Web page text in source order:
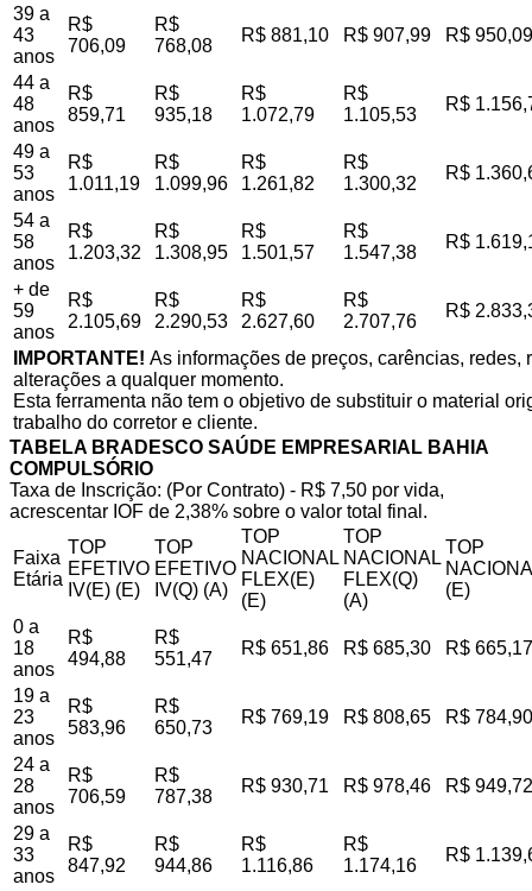
39 a
43
anos
R$
706,09
R$
768,08
R$ 881,10 R$ 907,99 R$ 950,09
44 a
48
anos
R$
859,71
R$
935,18
R$
1.072,79
R$
1.105,53
R$
49 a
53
anos
R$
1.011,19
R$
1.099,96
R$
1.261,82
R$
1.300,32
R$
54 a
58
anos
R$
1.203,32
R$
1.308,95
R$
1.501,57
R$
1.547,38
R$
+ de
59
anos
R$
2.105,69
R$
2.290,53
R$
2.627,60
R$
2.707,76
R$
IMPORTANTE! As informações de preços, carências,
alterações a qualquer momento.
Esta ferramenta não tem o objetivo de substituir o material
trabalho do corretor e cliente.
TABELA BRADESCO SAÚDE EMPRESARIAL BAHIA
COMPULSÓRIO
Taxa de Inscrição: (Por Contrato) - R$ 7,50 por vida,
acrescentar IOF de 2,38% sobre o valor total final.
Faixa
Etária
TOP
EFETIVO
IV(E) (E)
TOP
EFETIVO
IV(Q) (A)
TOP
NACIONAL
FLEX(E)
(E)
TOP
NACIONAL
FLEX(Q)
(A)
TOP
(E)
0 a
18
anos
R$
494,88
R$
551,47
R$ 651,86 R$ 685,30 R$ 665,17
19 a
23
anos
R$
583,96
R$
650,73
R$ 769,19 R$ 808,65 R$ 784,90
24 a
28
anos
R$
706,59
R$
787,38
R$ 930,71 R$ 978,46 R$ 949,72
29 a
33
anos
R$
847,92
R$
944,86
R$
1.116,86
R$
1.174,16
R$